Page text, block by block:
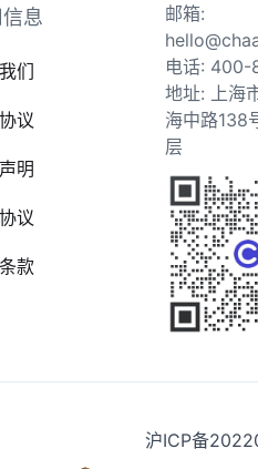
息
们
议
明
议
款
邮箱:
电话:
地址: 上海
海中路138
层
沪ICP备